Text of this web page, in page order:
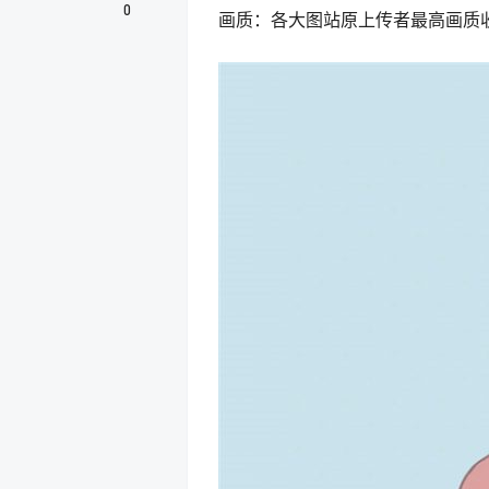
画质：各大图站原上传者最高画质
0